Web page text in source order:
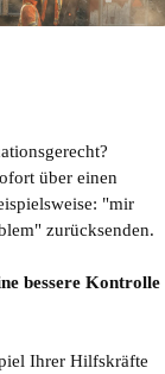
über einen
"mir
zurücksenden.
bessere Kontrolle
Ihrer Hilfskräfte